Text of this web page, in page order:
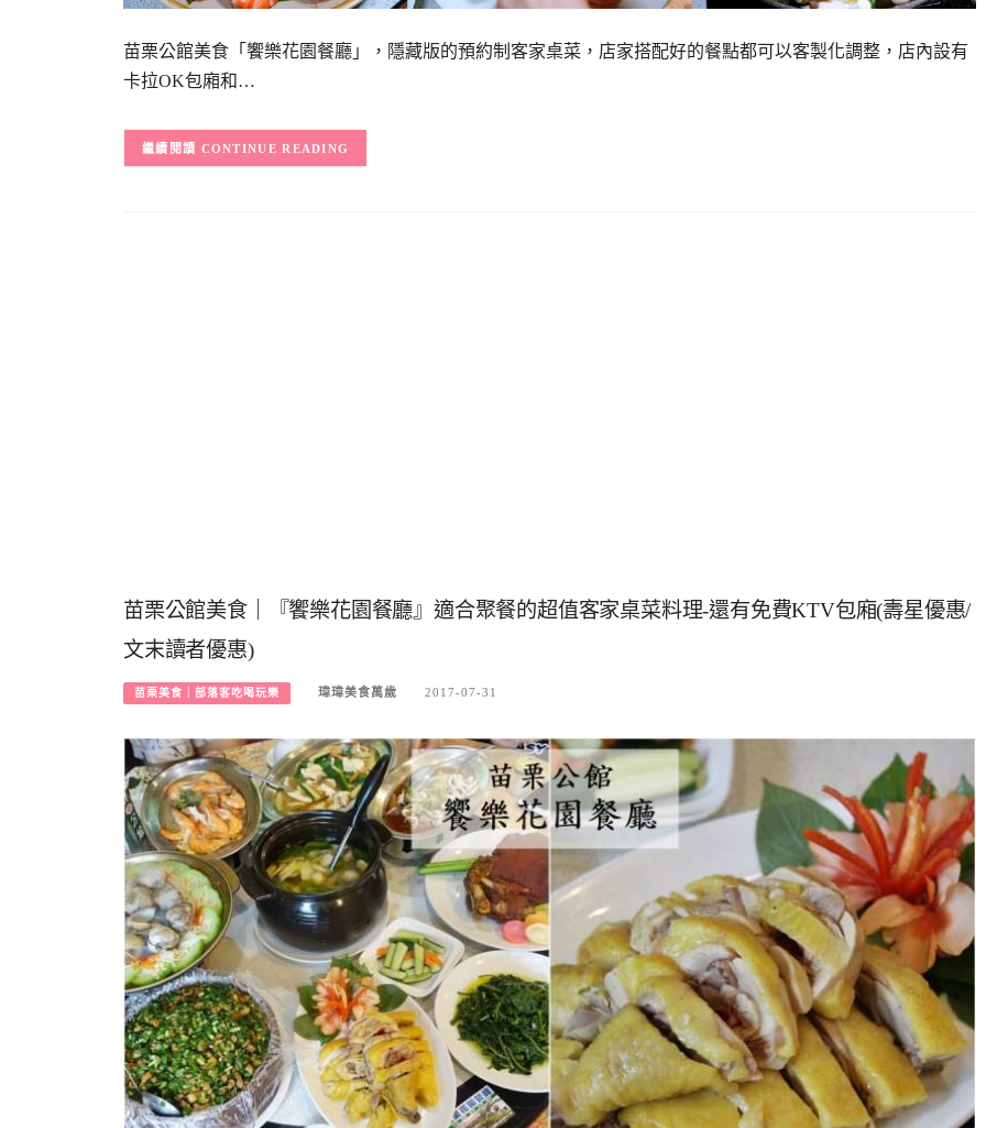
苗栗公館美食「饗樂花園餐廳」，隱藏版的預約制客家桌菜，店家搭配好的餐點都可以客製化調整，店內設有
卡拉OK包廂和…
CONTINUE READING
苗栗公館美食｜『饗樂花園餐廳』適合聚餐的超值客家桌菜料理-還有免費KTV包廂(壽星優惠/
文末讀者優惠)
苗栗美食｜部落客吃喝玩樂 瑋瑋美食萬歲 2017-07-31